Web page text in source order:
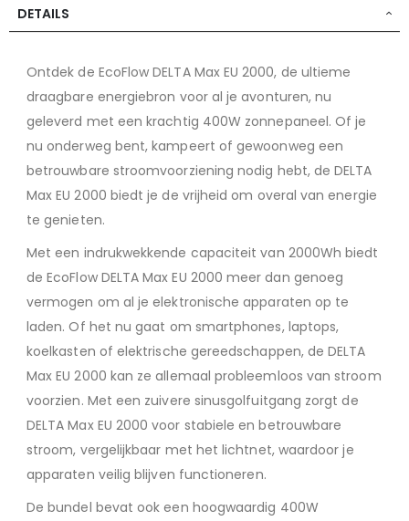
DETAILS
Ontdek de EcoFlow DELTA Max EU 2000, de ultieme
draagbare energiebron voor al je avonturen, nu
geleverd met een krachtig 400W zonnepaneel. Of je
nu onderweg bent, kampeert of gewoonweg een
betrouwbare stroomvoorziening nodig hebt, de DELTA
Max EU 2000 biedt je de vrijheid om overal van energie
te genieten.
Met een indrukwekkende capaciteit van 2000Wh biedt
de EcoFlow DELTA Max EU 2000 meer dan genoeg
vermogen om al je elektronische apparaten op te
laden. Of het nu gaat om smartphones, laptops,
koelkasten of elektrische gereedschappen, de DELTA
Max EU 2000 kan ze allemaal probleemloos van stroom
voorzien. Met een zuivere sinusgolfuitgang zorgt de
DELTA Max EU 2000 voor stabiele en betrouwbare
stroom, vergelijkbaar met het lichtnet, waardoor je
apparaten veilig blijven functioneren.
De bundel bevat ook een hoogwaardig 400W